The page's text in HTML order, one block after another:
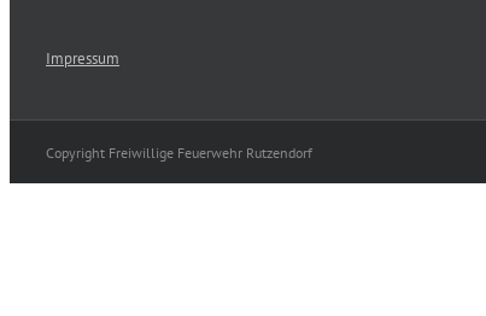
Impressum
Copyright Freiwillige Feuerwehr Rutzendorf